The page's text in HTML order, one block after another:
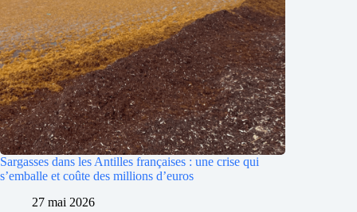
Sargasses dans les Antilles françaises : une crise qui
s’emballe et coûte des millions d’euros
27 mai 2026